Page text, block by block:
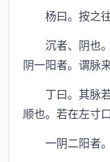
杨曰。按之往
沉者、阴也。
阴一阳者。谓脉
丁曰。其脉若
顺也。若在左寸
一阴二阳者。